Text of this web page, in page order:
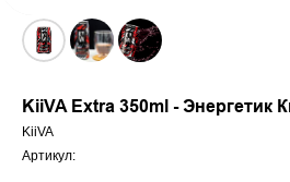
KiiVA Extra 350ml - Энергетик
KiiVA
Артикул: